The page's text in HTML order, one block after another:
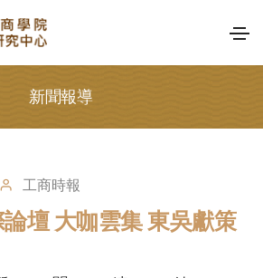
新聞報導
工商時報
壇 大咖雲集 東吳獻策